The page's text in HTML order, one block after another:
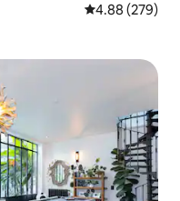
Calificación
4.88 (279)